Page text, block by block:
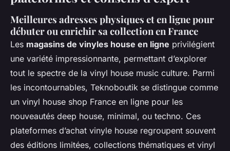
Meilleures adresses physiques et en ligne pour
débuter ou enrichir sa collection en France
Les magasins de vinyles house en ligne privilégient
une variété impressionnante, permettant d’explorer
tout le spectre de la vinyl house music culture. Parmi
les incontournables, Teknoboutik se distingue comme
un vinyl house shop France en ligne pour les
nouveautés deep house, minimal, ou techno. Ces
plateformes d’achat vinyle house regroupent souvent
des éditions limitées, collections thématiques et vinyl